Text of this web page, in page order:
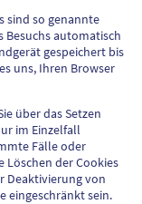
sind so genannte
Besuchs automatisch
gespeichert bis
uns, Ihren Browser
über das Setzen
im Einzelfall
Fälle oder
Löschen der Cookies
Deaktivierung von
eingeschränkt sein.